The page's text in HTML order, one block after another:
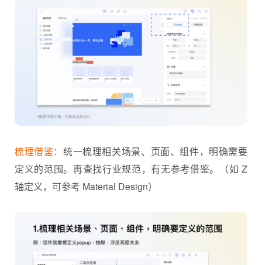
梳理借鉴：统一梳理相关场景、页面、组件，明确需要
定义的范围。再查找行业规范，有无参考借鉴。（如 Z
轴定义，可参考 Material Design）